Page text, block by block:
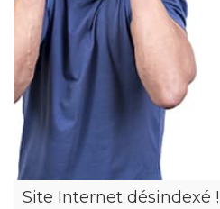
Site Internet désindexé